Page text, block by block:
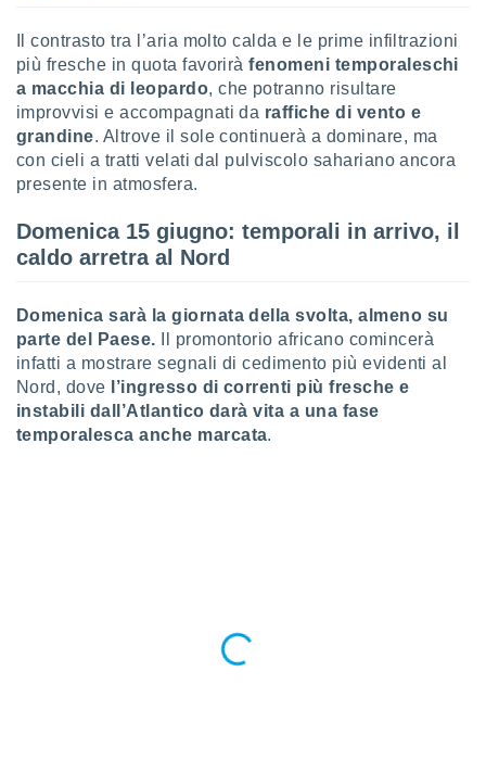
per la
dei
la
delle
dei
e degli
Il contrasto tra l’aria molto calda e le prime infiltrazioni
più fresche in quota favoriràfenomeni temporaleschi
a macchia di leopardo, che potranno risultare
improvvisi e accompagnati da raffiche di vento e
grandine. Altrove il sole continuerà a dominare, ma
con cieli a tratti velati dal pulviscolo sahariano ancora
presente in atmosfera.
Domenica 15 giugno: temporali in arrivo, il
caldo arretra al Nord
Domenica sarà la giornata della svolta, almeno su
parte del Paese. Il promontorio africano comincerà
infatti a mostrare segnali di cedimento più evidenti al
Nord, dove
l’ingresso di correnti più fresche e
instabili dall’Atlantico darà vita a una fase
temporalesca anche marcata.